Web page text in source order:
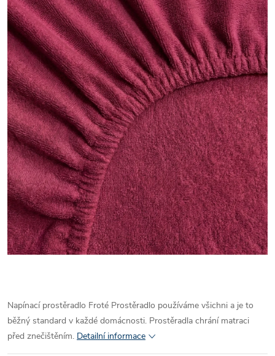
Napínací prostěradlo Froté Prostěradlo používáme všichni a je to
běžný standard v každé domácnosti. Prostěradla chrání matraci
před znečištěním. Detailní informace